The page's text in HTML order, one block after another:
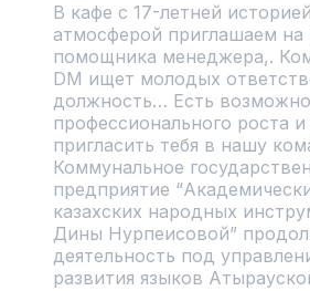
В кафе с 17-летней
атмосферой приглашаем на
помощника менеджера,.
DM ищет молодых
должность… Есть
профессионального роста
пригласить тебя в нашу
Коммунальное
предприятие
казахских народных
Дины Нурпеисовой”
деятельность под
развития языков